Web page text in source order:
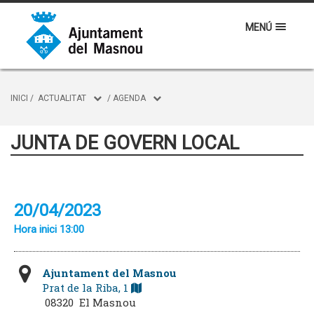
MENÚ
INICI / ACTUALITAT / AGENDA
JUNTA DE GOVERN LOCAL
20/04/2023
Hora inici 13:00
Ajuntament del Masnou
Prat de la Riba, 1
08320 El Masnou